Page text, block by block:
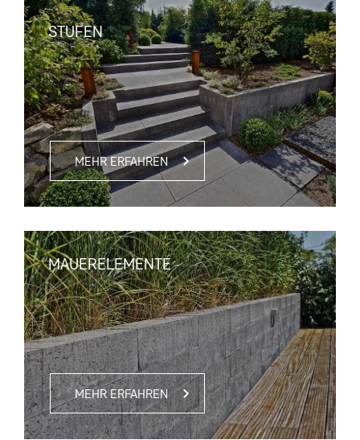
STUFEN
MEHR ERFAHREN
MAUERELEMENTE
MEHR ERFAHREN